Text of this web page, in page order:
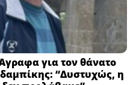
για τον θάνατο
“Δυστυχώς, η